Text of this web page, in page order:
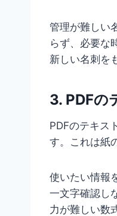
管理が難しい
らず、必要な
新しい名刺を
3. PDFの
PDFのテキス
す。これは紙
使いたい情報
一文字確認し
力が難しい数